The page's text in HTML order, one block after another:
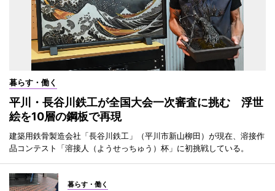
暮らす・働く
平川・長谷川鉄工が全国大会一次審査に挑む 浮世
絵を10層の鋼板で再現
建築用鉄骨製造会社「長谷川鉄工」（平川市新山柳田）が現在、溶接作
品コンテスト「溶接人（ようせっちゅう）杯」に初挑戦している。
暮らす・働く